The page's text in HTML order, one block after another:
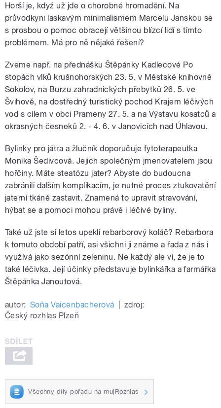
Horší je, když už jde o chorobné hromadění. Na
průvodkyni laskavým minimalismem Marcelu Janskou se
s prosbou o pomoc obracejí většinou blízcí lidí s tímto
problémem. Má pro ně nějaké řešení?
Zveme např. na přednášku Štěpánky Kadlecové Po
stopách vlků krušnohorských 23. 5. v Městské knihovně
Sokolov, na Burzu zahradnických přebytků 26. 5. ve
Švihově, na dostředný turistický pochod Krajem léčivých
vod s cílem v obci Prameny 27. 5. a na Výstavu kosatců a
okrasných česneků 2. - 4. 6. v Janovicích nad Úhlavou.
Bylinky pro játra a žlučník doporučuje fytoterapeutka
Monika Šedivcová. Jejich společným jmenovatelem jsou
hořčiny. Máte steatózu jater? Abyste do budoucna
zabránili dalším komplikacím, je nutné proces ztukovatění
jaterní tkáně zastavit. Znamená to upravit stravování,
hýbat se a pomoci mohou právě i léčivé byliny.
Také už jste si letos upekli rebarborový koláč? Rebarbora
k tomuto období patří, asi všichni ji známe a řada z nás i
využívá jako sezónní zeleninu. Ne každý ale ví, že je to
také léčivka. Její účinky představuje bylinkářka a farmářka
Štěpánka Janoutová.
autor: Soňa Vaicenbacherová
zdroj:
Český rozhlas Plzeň
Všechny díly pořadu na mujRozhlas